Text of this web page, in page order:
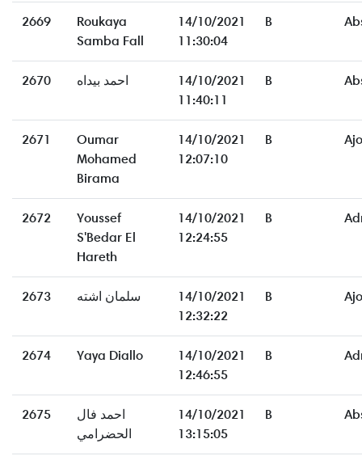
2669
Roukaya
Samba Fall
14/10/2021
11:30:04
B
2670 احمد بيداه
14/10/2021
11:40:11
B
2671
Oumar
Mohamed
Birama
14/10/2021
12:07:10
B
2672
Youssef
S'Bedar El
Hareth
14/10/2021
12:24:55
B
2673 سلمان اشته
14/10/2021
12:32:22
B
2674 Yaya Diallo
14/10/2021
12:46:55
B
2675
احمد فال
الحضرامي
14/10/2021
13:15:05
B